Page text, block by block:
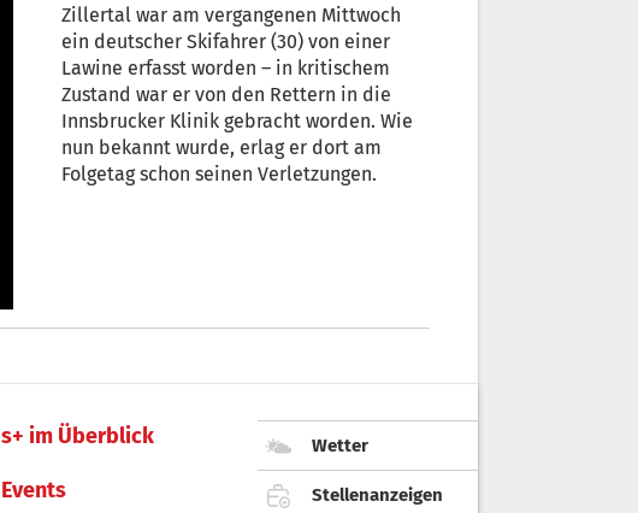
Zillertal war am vergangenen Mittwoch
ein deutscher Skifahrer (30) von einer
Lawine erfasst worden – in kritischem
Zustand war er von den Rettern in die
Innsbrucker Klinik gebracht worden. Wie
nun bekannt wurde, erlag er dort am
Folgetag schon seinen Verletzungen.
s+ im Überblick
Events
Wetter
Stellenanzeigen